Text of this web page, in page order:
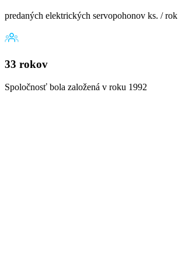
predaných elektrických servopohonov ks. / rok
33 rokov
Spoločnosť bola založená v roku 1992